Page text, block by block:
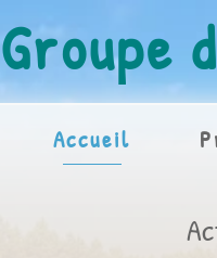
Groupe
Accueil